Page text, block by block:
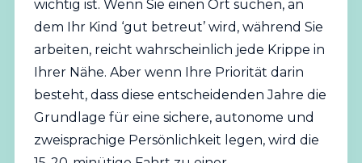
wichtig ist. Wenn Sie einen Ort suchen, an
dem Ihr Kind ‘gut betreut’ wird, während Sie
arbeiten, reicht wahrscheinlich jede Krippe in
Ihrer Nähe. Aber wenn Ihre Priorität darin
besteht, dass diese entscheidenden Jahre die
Grundlage für eine sichere, autonome und
zweisprachige Persönlichkeit legen, wird die